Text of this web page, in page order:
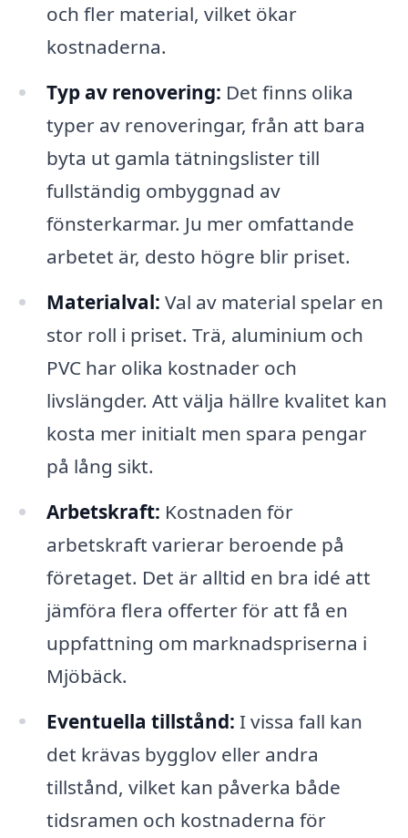
och fler material, vilket ökar
kostnaderna.
Typ av renovering: Det finns olika
typer av renoveringar, från att bara
byta ut gamla tätningslister till
fullständig ombyggnad av
fönsterkarmar. Ju mer omfattande
arbetet är, desto högre blir priset.
Materialval: Val av material spelar en
stor roll i priset. Trä, aluminium och
PVC har olika kostnader och
livslängder. Att välja hällre kvalitet kan
kosta mer initialt men spara pengar
på lång sikt.
Arbetskraft: Kostnaden för
arbetskraft varierar beroende på
företaget. Det är alltid en bra idé att
jämföra flera offerter för att få en
uppfattning om marknadspriserna i
Mjöbäck.
Eventuella tillstånd: I vissa fall kan
det krävas bygglov eller andra
tillstånd, vilket kan påverka både
tidsramen och kostnaderna för